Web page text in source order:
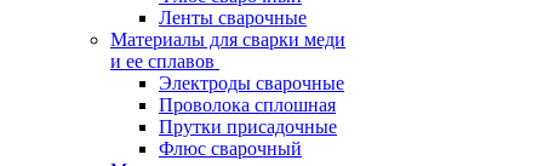
Ленты сварочные
Материалы для сварки меди
и ее сплавов
Электроды сварочные
Проволока сплошная
Прутки присадочные
Флюс сварочный